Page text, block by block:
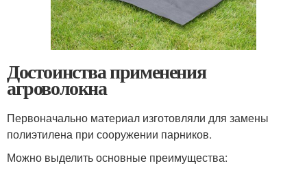
Достоинства применения
агроволокна
Первоначально материал изготовляли для замены
полиэтилена при сооружении парников.
Можно выделить основные преимущества: